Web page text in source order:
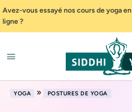
Avez-vous essayé nos cours de yoga en
ligne ?
YOGA » POSTURES DE YOGA